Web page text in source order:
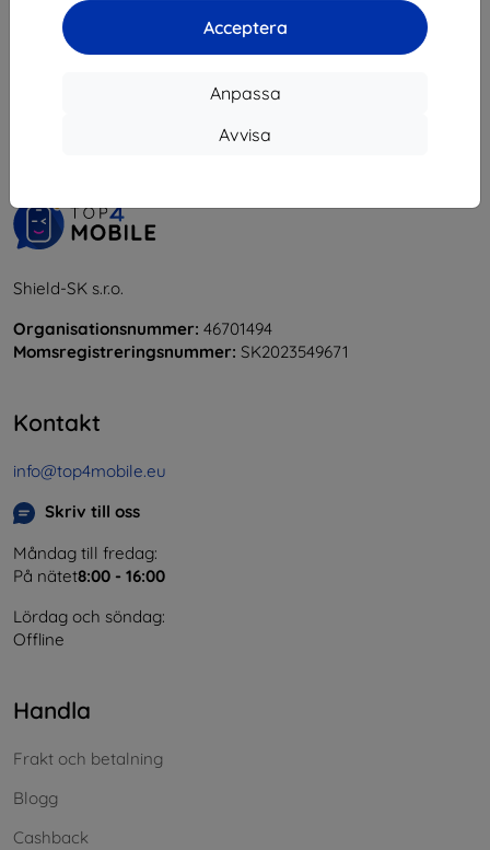
Acceptera
Anpassa
Avvisa
Shield-SK s.r.o.
Organisationsnummer: 46701494
Momsregistreringsnummer: SK2023549671
Kontakt
info@top4mobile.eu
Skriv till oss
Måndag till fredag:
På nätet8:00 - 16:00
Lördag och söndag:
Offline
Handla
Frakt och betalning
Blogg
Cashback